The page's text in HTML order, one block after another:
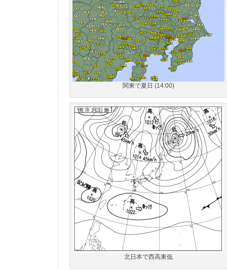
関東で夏日 (14:00)
北日本で西高東低